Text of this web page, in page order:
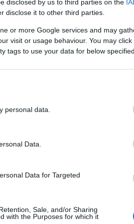
disclosed by us to third parties on the
disclose it to other third parties.
or more Google services and may
visit or usage behaviour. You may
tags to use your data for below
personal data.
Data.
Data for Targeted
Sale, and/or Sharing
with the Purposes for which it
kosárlabda
szakosztályait kiszolgáló
játékteret
ökölvívók terme is.
rehabilitációs rész is
beépített
környékét. Ennek a
és a judósok edzőtermeit